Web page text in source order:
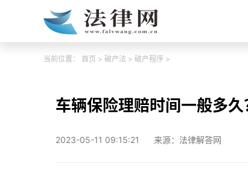
当前位置： 首页 > 破产法 > 破产程序 >
车辆保险理赔时间一般多
2023-05-11 09:15:21 来源：法律解答网